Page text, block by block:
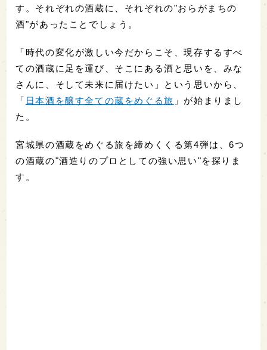
す。それぞれの酒蔵に、それぞれの"おらがまちの
酒"があったことでしょう。
「時代の変化が激しい今だからこそ、現存するすべ
ての酒蔵に足を運び、そこにある酒と思いを、みな
さんに、そして未来に届けたい」という思いから、
「 日本酒を醸す全ての蔵をめぐる旅 」が始まりまし
た。
宮城県の酒蔵をめぐる旅を締めくくる第4弾は、6つ
の酒蔵の"酒造りのプロとしての強い思い"を探りま
す。